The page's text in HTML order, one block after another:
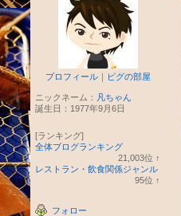
プロフィール ｜ ピグの部屋
ニックネーム： 凡ちゃん
誕生日： 1977年9月6日
[ランキング]
全体ブログランキング
21,003位 ↑
レストラン・飲食関係ジャンル
95位 ↑
フォロー